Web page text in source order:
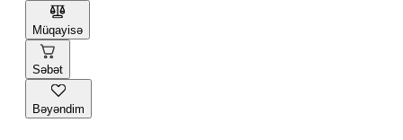
Müqayisə
Səbət
Bəyəndim